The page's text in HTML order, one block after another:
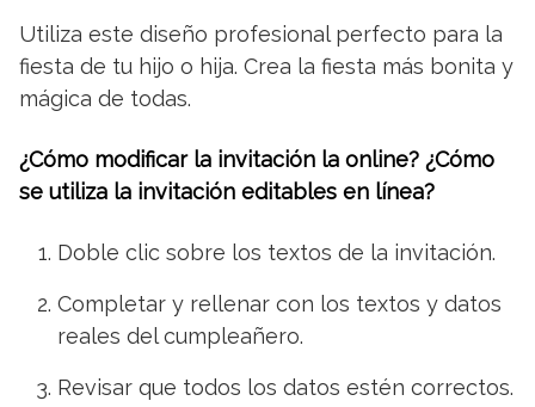
Utiliza este diseño profesional perfecto para la
fiesta de tu hijo o hija. Crea la fiesta más bonita y
mágica de todas.
¿Cómo modificar la invitación la online? ¿Cómo
se utiliza la invitación editables en línea?
Doble clic sobre los textos de la invitación.
Completar y rellenar con los textos y datos
reales del cumpleañero.
Revisar que todos los datos estén correctos.